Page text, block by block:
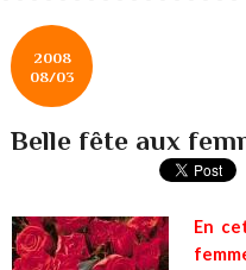
2008
08/03
Belle fête aux
En